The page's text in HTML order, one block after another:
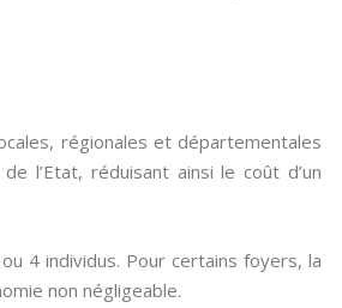
régionales et départementales
l’Etat, réduisant ainsi le coût d’un
4 individus. Pour certains foyers, la
non négligeable.